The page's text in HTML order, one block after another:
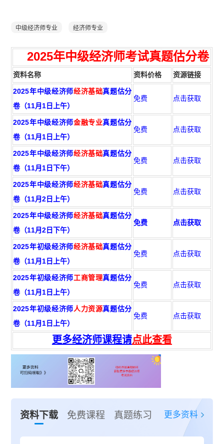
中级经济师专业 经济师专业
2025年中级经济师考试真题估分卷
资料名称 资料价格 资源链接
2025年中级经济师经济基础真题估分
卷（11月1日上午）
免费 点击获取
2025年中级经济师金融专业真题估分
卷（11月1日上午）
免费 点击获取
2025年中级经济师经济基础真题估分
卷（11月1日下午）
免费 点击获取
2025年中级经济师经济基础真题估分
卷（11月2日上午）
免费 点击获取
2025年中级经济师经济基础真题估分
卷（11月2日下午）
免费 点击获取
2025年初级经济师经济基础真题估分
卷（11月1日上午）
免费 点击获取
2025年初级经济师工商管理真题估分
卷（11月1日上午）
免费 点击获取
2025年初级经济师人力资源真题估分
卷（11月1日上午）
免费 点击获取
更多经济师课程请点此查看
资料下载 免费课程 真题练习 更多资料